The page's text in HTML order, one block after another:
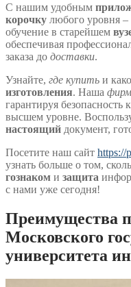
С нашим удобным
корочку любого уровня –
обучение в старейшем
обеспечивая
заказа до доставки.
Узнайте, где купить и
изготовления. Наша
гарантируя безопасность
высшем уровне.
настоящий документ,
Посетите наш сайт https://
узнать больше о том,
гознаком и защита
с нами уже сегодня!
Преимущества
Московского
университета